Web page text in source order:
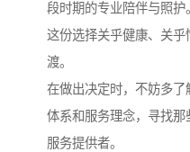
段时期的专业陪伴与照护。
这份选择关乎健康、关
渡。
在做出决定时，不妨多了
体系和服务理念，寻找
服务提供者。